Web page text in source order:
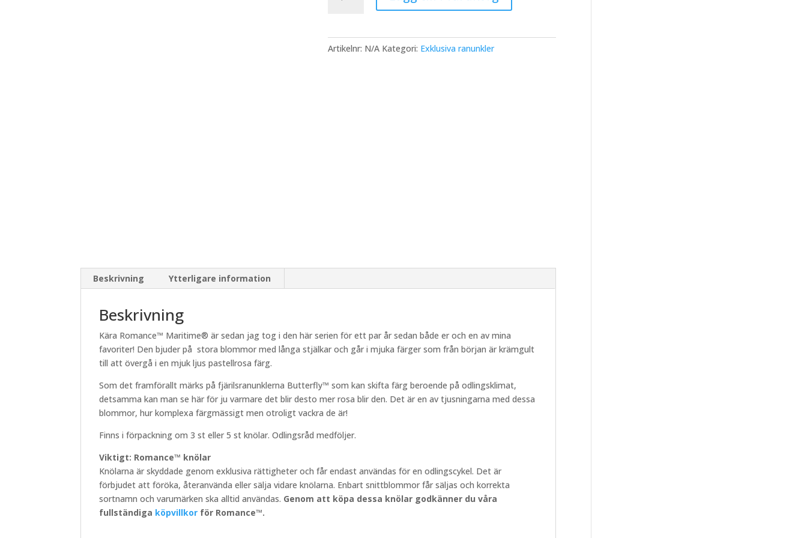
mängd
Artikelnr: N/A Kategori: Exklusiva ranunkler
Beskrivning Ytterligare information
Beskrivning
Kära Romance™ Maritime® är sedan jag tog i den här serien för ett par år sedan både er och en av mina
favoriter! Den bjuder på stora blommor med långa stjälkar och går i mjuka färger som från början är krämgult
till att övergå i en mjuk ljus pastellrosa färg.
Som det framförallt märks på fjärilsranunklerna Butterfly™ som kan skifta färg beroende på odlingsklimat,
detsamma kan man se här för ju varmare det blir desto mer rosa blir den. Det är en av tjusningarna med dessa
blommor, hur komplexa färgmässigt men otroligt vackra de är!
Finns i förpackning om 3 st eller 5 st knölar. Odlingsråd medföljer.
Viktigt: Romance™ knölar
Knölarna är skyddade genom exklusiva rättigheter och får endast användas för en odlingscykel. Det är
förbjudet att föröka, återanvända eller sälja vidare knölarna. Enbart snittblommor får säljas och korrekta
sortnamn och varumärken ska alltid användas. Genom att köpa dessa knölar godkänner du våra
fullständiga köpvillkor för Romance™.